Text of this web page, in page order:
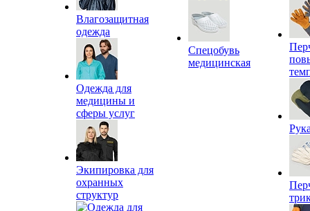
Влагозащитная
одежда
Одежда для
медицины и
сферы услуг
Экипировка для
охранных
структур
Спецобувь
медицинская